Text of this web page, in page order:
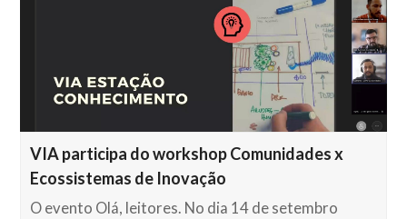
VIA participa do workshop Comunidades x
Ecossistemas de Inovação
O evento Olá, leitores. No dia 14 de setembro